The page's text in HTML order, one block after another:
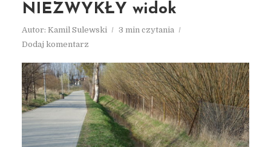
NIEZWYKŁY widok
Autor: Kamil Sulewski
3 min czytania
Dodaj komentarz